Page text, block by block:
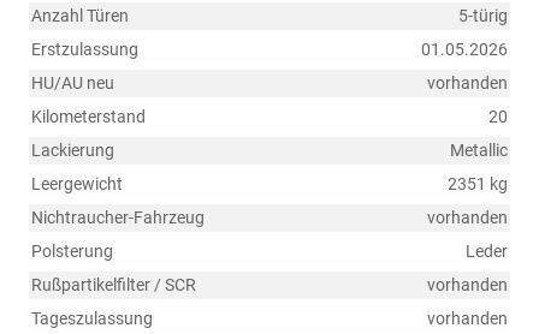
Anzahl Türen
5-türig
Erstzulassung
01.05.2026
HU/AU neu
vorhanden
Kilometerstand
20
Lackierung
Metallic
Leergewicht
2351 kg
Nichtraucher-Fahrzeug
vorhanden
Polsterung
Leder
Rußpartikelfilter / SCR
vorhanden
Tageszulassung
vorhanden